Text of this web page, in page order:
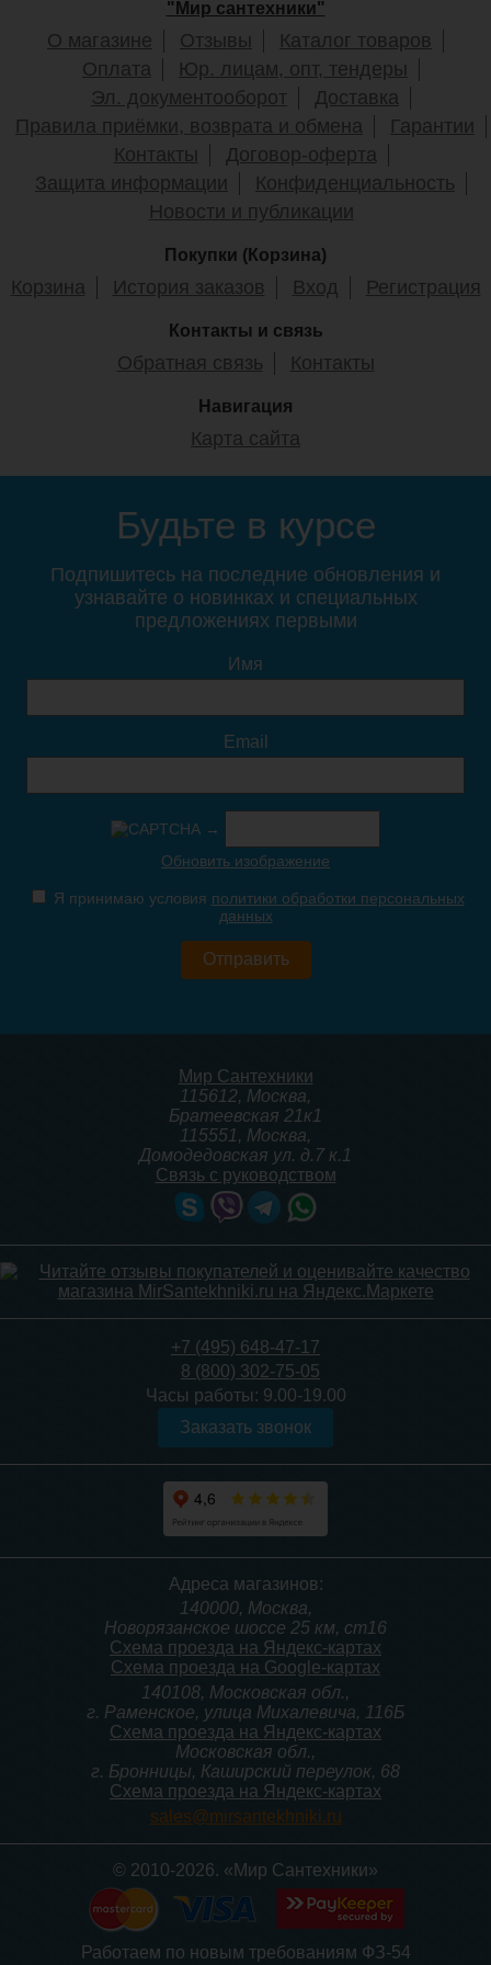
Тумба напольная для
комплекта Style Line Лима
100 см, эмаль графит
28 695
Подробнее
Тумба напольная для
комплекта Style Line Лима
100 см, белая матовая
Подробнее
Атлантика 70 Люкс Plus
антискрейч, ясень
21 810
Атлантика 70 Люкс Plus
антискрейч, старое дерево
подвесная Style Line
антискрейч, белая
21 810
Тумба для комплекта
напольная Style Line
антискрейч, белая
Тумба для комплекта
Атлантика 70 Люкс Plus,
ясень перламутр
22 690
Подробнее
Тумба для комплекта
Атлантика 70 Люкс Plus,
старое дерево
Подробнее
подвесная Style Line
Даллас Леон 120 Люкс
PLUS, серая
17 390
подвесная Style Line
Даллас Леон 120 Люкс
PLUS, белая
17 390
Тумба для комплекта Style
Line Даллас Леон 120 3
Line Даллас Леон 120 3
"Мир сантехники"
О магазине Отзывы
Каталог товаров
Оплата
Юр. лицам, опт, тендеры
Эл. документооборот
Доставка
Правила приёмки, возврата и обмена
Гарантии
Контакты
Договор-оферта
Защита информации
Конфиденциальность
Новости и публикации
Покупки (Корзина)
Корзина История заказов Вход Регистрация
Контакты и связь
Обратная связь Контакты
Навигация
Карта сайта
Будьте в курсе
Подпишитесь на последние обновления и
узнавайте о новинках и специальных
предложениях первыми
Имя
Email
→
Обновить изображение
Я принимаю условия политики обработки персональных
данных
Мир Сантехники
115612, Москва,
Братеевская 21к1
115551, Москва,
Домодедовская ул. д.7 к.1
Связь с руководством
+7 (495) 648-47-17
8 (800) 302-75-05
Часы работы: 9.00-19.00
Заказать звонок
Адреса магазинов:
140000, Москва,
Новорязанское шоссе 25 км, ст16
Схема проезда на Яндекс-картах
Схема проезда на Google-картах
140108, Московская обл.,
г. Раменское, улица Михалевича, 116Б
Схема проезда на Яндекс-картах
Московская обл.,
г. Бронницы, Каширский переулок, 68
Схема проезда на Яндекс-картах
sales@mirsantekhniki.ru
© 2010-2026. «Мир Сантехники»
Работаем по новым требованиям ФЗ-54